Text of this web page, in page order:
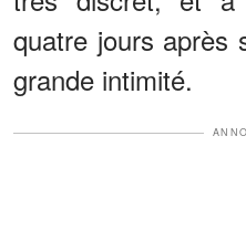
quatre jours après
grande intimité.